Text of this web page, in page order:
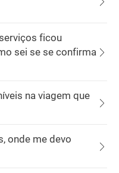
ficou
sei se se confirma
na viagem que
onde me devo